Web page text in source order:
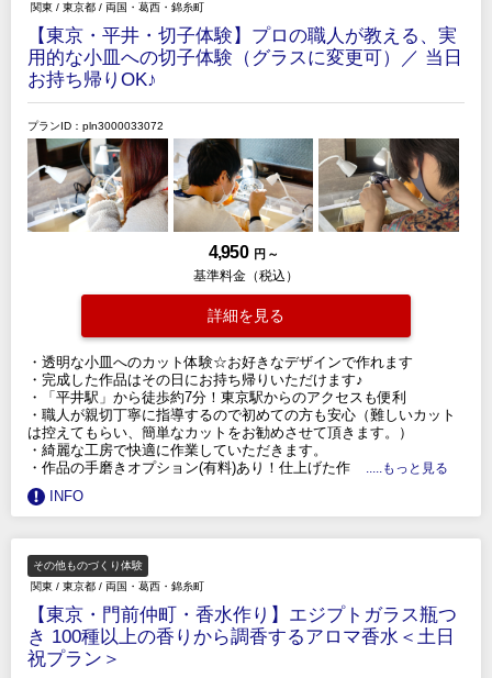
関東 / 東京都 / 両国・葛西・錦糸町
【東京・平井・切子体験】プロの職人が教える、実
用的な小皿への切子体験（グラスに変更可）／ 当日
お持ち帰りOK♪
プランID：pln3000033072
4,950 円 ～
基準料金（税込）
詳細を見る
・透明な小皿へのカット体験☆お好きなデザインで作れます
・完成した作品はその日にお持ち帰りいただけます♪
・「平井駅」から徒歩約7分！東京駅からのアクセスも便利
・職人が親切丁寧に指導するので初めての方も安心（難しいカット
は控えてもらい、簡単なカットをお勧めさせて頂きます。）
・綺麗な工房で快適に作業していただきます。
・作品の手磨きオプション(有料)あり！仕上げた作
.....もっと見る
INFO
その他ものづくり体験
関東 / 東京都 / 両国・葛西・錦糸町
【東京・門前仲町・香水作り】エジプトガラス瓶つ
き 100種以上の香りから調香するアロマ香水＜土日
祝プラン＞